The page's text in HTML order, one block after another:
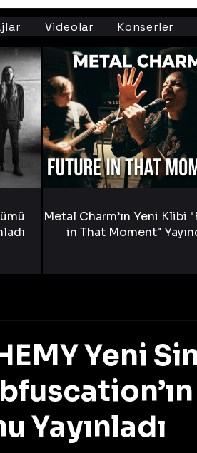
Videolar Konserler
Yeni
Yayınladı
Metal Charm’ın Yeni Klibi
in That Moment"